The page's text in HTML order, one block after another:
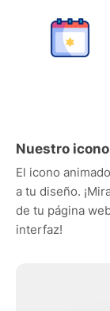
Nuestro
El icono
a tu diseño.
de tu página
interfaz!